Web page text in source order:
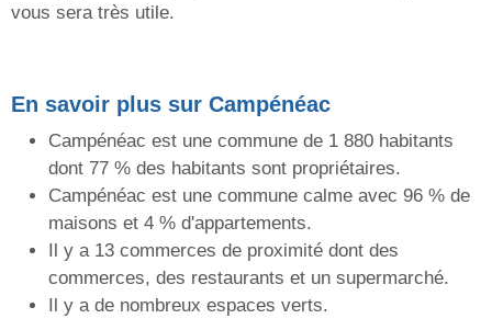
vous sera très utile.
En savoir plus sur Campénéac
Campénéac est une commune de 1 880 habitants
dont 77 % des habitants sont propriétaires.
Campénéac est une commune calme avec 96 % de
maisons et 4 % d'appartements.
Il y a 13 commerces de proximité dont des
commerces, des restaurants et un supermarché.
Il y a de nombreux espaces verts.